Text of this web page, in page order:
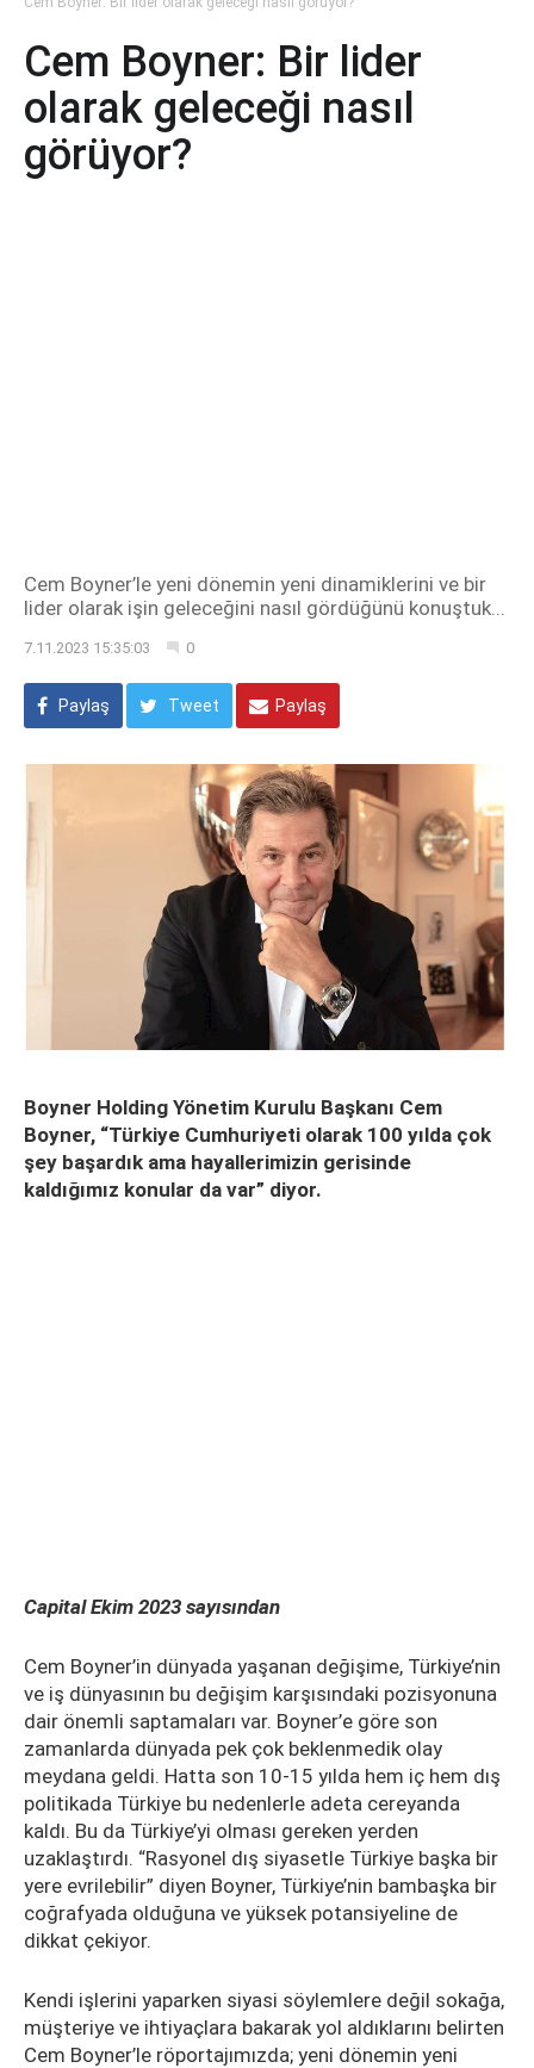
Cem Boyner: Bir lider
olarak geleceği nasıl
görüyor?
Cem Boyner’le yeni dönemin yeni dinamiklerini ve bir
lider olarak işin geleceğini nasıl gördüğünü konuştuk...
7.11.2023 15:35:03 0
Paylaş Tweet Paylaş
Boyner Holding Yönetim Kurulu Başkanı Cem
Boyner, “Türkiye Cumhuriyeti olarak 100 yılda çok
şey başardık ama hayallerimizin gerisinde
kaldığımız konular da var” diyor.
Capital Ekim 2023 sayısından
Cem Boyner’in dünyada yaşanan değişime, Türkiye’nin
ve iş dünyasının bu değişim karşısındaki pozisyonuna
dair önemli saptamaları var. Boyner’e göre son
zamanlarda dünyada pek çok beklenmedik olay
meydana geldi. Hatta son 10-15 yılda hem iç hem dış
politikada Türkiye bu nedenlerle adeta cereyanda
kaldı. Bu da Türkiye’yi olması gereken yerden
uzaklaştırdı. “Rasyonel dış siyasetle Türkiye başka bir
yere evrilebilir” diyen Boyner, Türkiye’nin bambaşka bir
coğrafyada olduğuna ve yüksek potansiyeline de
dikkat çekiyor.
Kendi işlerini yaparken siyasi söylemlere değil sokağa,
müşteriye ve ihtiyaçlara bakarak yol aldıklarını belirten
Cem Boyner’le röportajımızda; yeni dönemin yeni